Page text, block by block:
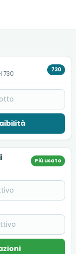
730
730
Più usato